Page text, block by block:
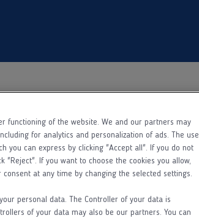
Aktywacja konta
jesteś?
Farmaceutą Pielęgniarką
functioning of the website. We and our partners may
for analytics and personalization of ads. The use
you can express by clicking "Accept all". If you do not
"Reject". If you want to choose the cookies you allow,
at any time by changing the selected settings.
personal data. The Controller of your data is
of your data may also be our partners. You can